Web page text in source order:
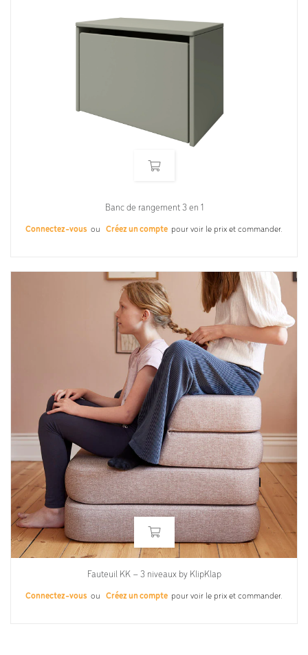
Banc de rangement 3 en 1
Connectez-vous ou Créez un compte pour voir le prix et commander.
Fauteuil KK – 3 niveaux by KlipKlap
Connectez-vous ou Créez un compte pour voir le prix et commander.